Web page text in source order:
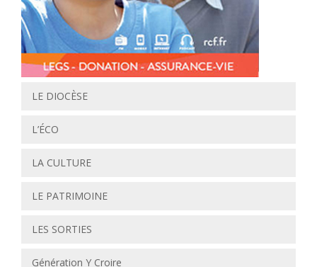
LE DIOCÈSE
L’ÉCO
LA CULTURE
LE PATRIMOINE
LES SORTIES
Génération Y Croire